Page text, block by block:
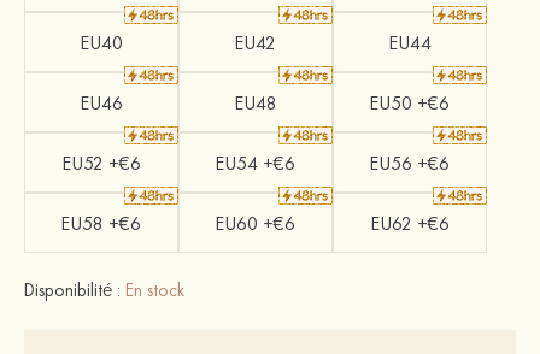
EU40 EU42 EU44
EU46 EU48 EU50 +€6
EU52 +€6 EU54 +€6 EU56 +€6
EU58 +€6 EU60 +€6 EU62 +€6
Disponibilité : En stock